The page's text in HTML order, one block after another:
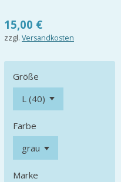
15,00 €
zzgl. Versandkosten
Größe
Farbe
Marke